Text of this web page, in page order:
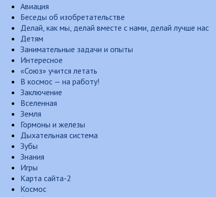
Авиация
Беседы об изобретательстве
Делай, как мы, делай вместе с нами, делай лучше нас
Детям
Занимательные задачи и опыты
Интересное
«Союз» учится летать
В космос — на работу!
Заключение
Вселенная
Земля
Гормоны и железы
Дыхательная система
Зубы
Знания
Игры
Карта сайта-2
Космос